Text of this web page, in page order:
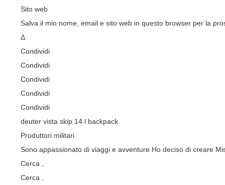
Sito web
Salva il mio nome, email e sito web in questo browser per la
Δ
Condividi
Condividi
Condividi
Condividi
Condividi
deuter vista skip 14 l backpack
Produttori militari
Sono appassionato di viaggi e avventure Ho deciso di creare
Cerca ,
Cerca